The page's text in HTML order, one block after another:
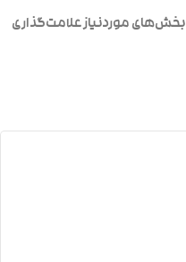
بخش‌های موردنیاز علامت‌گذاری